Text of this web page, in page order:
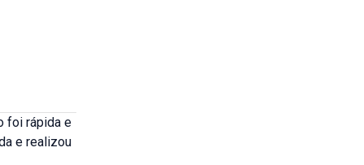
foi rápida e
e realizou